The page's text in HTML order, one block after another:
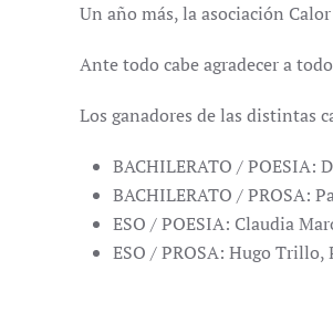
Un año más, la asociación
Ante todo cabe agradecer a
Los ganadores de las distintas
BACHILERATO / POESIA:
BACHILERATO / PROSA:
ESO / POESIA: Claudia
ESO / PROSA: Hugo Trillo,